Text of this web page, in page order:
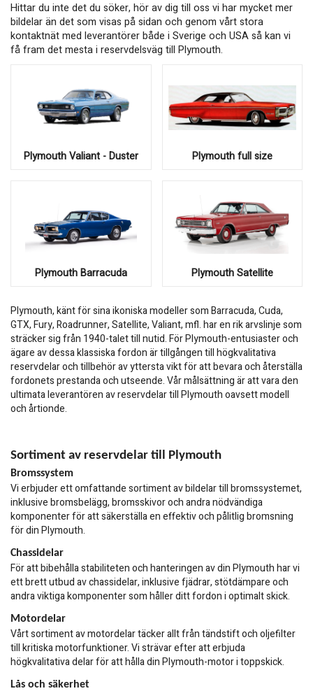
Hittar du inte det du söker, hör av dig till oss vi har mycket mer
bildelar än det som visas på sidan och genom vårt stora
kontaktnät med leverantörer både i Sverige och USA så kan vi
få fram det mesta i reservdelsväg till Plymouth.
Plymouth Valiant - Duster Plymouth full size
Plymouth Barracuda Plymouth Satellite
Plymouth, känt för sina ikoniska modeller som Barracuda, Cuda,
GTX, Fury, Roadrunner, Satellite, Valiant, mfl. har en rik arvslinje som
sträcker sig från 1940-talet till nutid. För Plymouth-entusiaster och
ägare av dessa klassiska fordon är tillgången till högkvalitativa
reservdelar och tillbehör av yttersta vikt för att bevara och återställa
fordonets prestanda och utseende. Vår målsättning är att vara den
ultimata leverantören av reservdelar till Plymouth oavsett modell
och årtionde.
Sortiment av reservdelar till Plymouth
Bromssystem
Vi erbjuder ett omfattande sortiment av bildelar till bromssystemet,
inklusive bromsbelägg, bromsskivor och andra nödvändiga
komponenter för att säkerställa en effektiv och pålitlig bromsning
för din Plymouth.
Chassidelar
För att bibehålla stabiliteten och hanteringen av din Plymouth har vi
ett brett utbud av chassidelar, inklusive fjädrar, stötdämpare och
andra viktiga komponenter som håller ditt fordon i optimalt skick.
Motordelar
Vårt sortiment av motordelar täcker allt från tändstift och oljefilter
till kritiska motorfunktioner. Vi strävar efter att erbjuda
högkvalitativa delar för att hålla din Plymouth-motor i toppskick.
Lås och säkerhet